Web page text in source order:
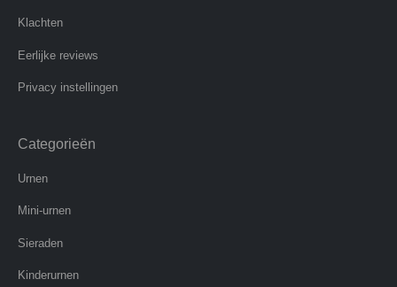
Klachten
Eerlijke reviews
Privacy instellingen
Categorieën
Urnen
Mini-urnen
Sieraden
Kinderurnen